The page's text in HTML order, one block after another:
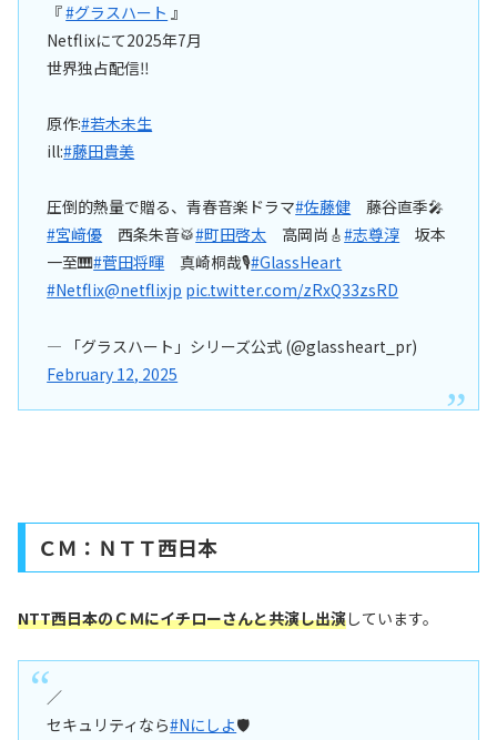
『#グラスハート 』
Netflixにて2025年7月
世界独占配信‼
原作:#若木未生
ill:#藤田貴美
圧倒的熱量で贈る、青春音楽ドラマ#佐藤健 藤谷直季🎤
#宮﨑優 西条朱音🥁#町田啓太 高岡尚🎸#志尊淳 坂本
一至🎹#菅田将暉 真崎桐哉🎙#GlassHeart
#Netflix@netflixjp pic.twitter.com/zRxQ33zsRD
— 「グラスハート」シリーズ公式 (@glassheart_pr)
February 12, 2025
ＣＭ：ＮＴＴ西日本
NTT西日本のＣＭにイチローさんと共演し出演しています。
／
セキュリティなら#Nにしよ🛡